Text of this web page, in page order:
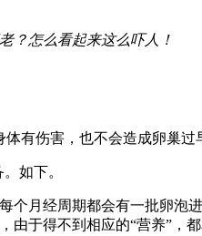
？怎么看起来这么吓人！
有伤害，也不会造成卵巢过
如下。
月经周期都会有一批卵泡
由于得不到相应的“营养”，